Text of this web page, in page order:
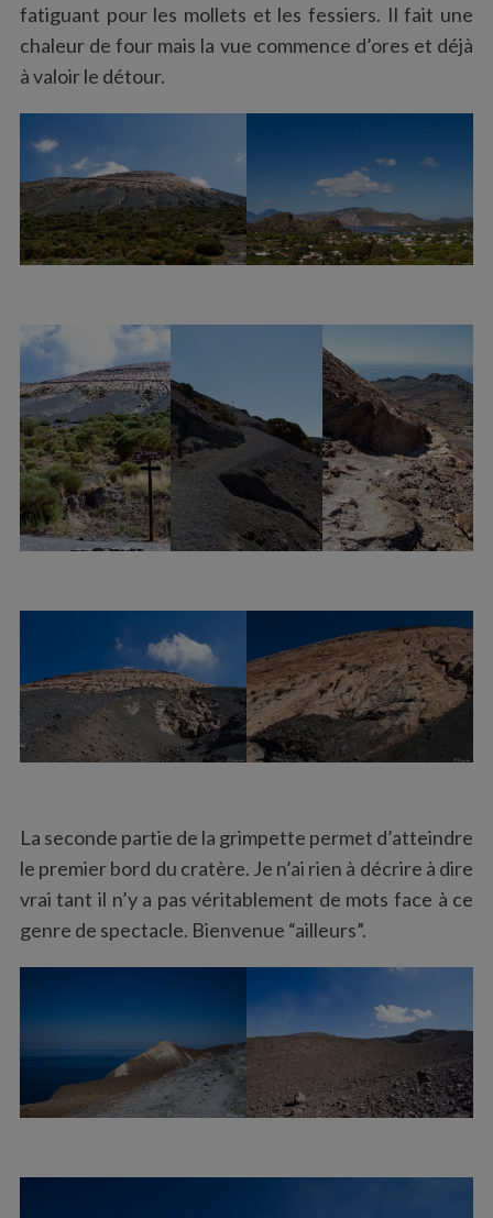
fatiguant pour les mollets et les fessiers. Il fait une
chaleur de four mais la vue commence d’ores et déjà
à valoir le détour.
La seconde partie de la grimpette permet d’atteindre
le premier bord du cratère. Je n’ai rien à décrire à dire
vrai tant il n’y a pas véritablement de mots face à ce
genre de spectacle. Bienvenue “ailleurs”.